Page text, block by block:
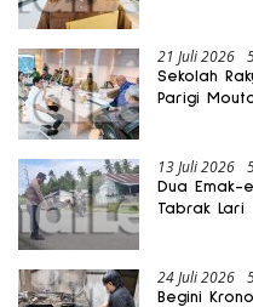
21 Juli 2026
Sekolah
Parigi
13 Juli 2026
Dua Emak-
Tabrak Lari
24 Juli 2026
Begini